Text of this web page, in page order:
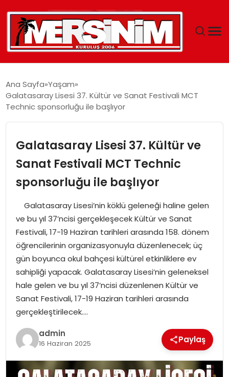
YAŞAM
EĞITIM
SPOR
EKONOMI
MAGAZIN
DÜNYA
OTOMOBIL
Ana Sayfa Yaşam
Galatasaray Lisesi 37. Kültür ve Sanat Festivali MCT
Technic sponsorluğu ile başlıyor
Galatasaray Lisesi 37. Kültür ve
Sanat Festivali MCT Technic
sponsorluğu ile başlıyor
Galatasaray Lisesi’nin köklü geleneği haline gelen
ve bu yıl 37’ncisi gerçekleşecek Kültür ve Sanat
Festivali, 17-19 Haziran tarihleri arasında 158. dönem
öğrencilerinin organizasyonuyla düzenlenecek; üç
gün boyunca okul bahçesi kültürel etkinliklere ev
sahipliği yapacak. Galatasaray Lisesi’nin geleneksel
hale gelen ve bu yıl 37’ncisi düzenlenen Kültür ve
Sanat Festivali, 17-19 Haziran tarihleri arasında
gerçekleştirilecek….
admin
16 Haziran 2025 Paylaş